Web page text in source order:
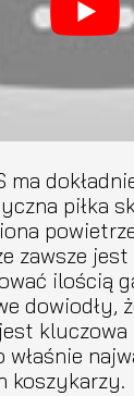
ma
piłka
zawsze
ilością
dowiodły,
właśnie
koszykarzy.